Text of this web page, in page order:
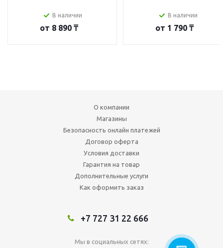
В наличии
от 8 890 ₸
В наличии
от 1 790 ₸
О компании
Магазины
Безопасность онлайн платежей
Договор оферта
Условия доставки
Гарантия на товар
Дополнительные услуги
Как оформить заказ
+7 727 31 22 666
Мы в социальных сетях: